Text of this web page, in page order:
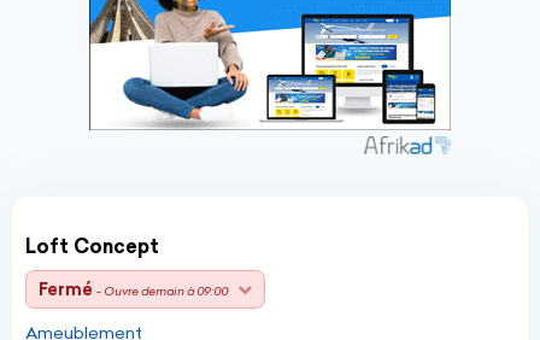
Loft Concept
Fermé - Ouvre demain à 09:00
Ameublement